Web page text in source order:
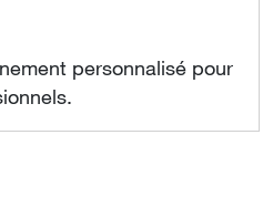
personnalisé pour